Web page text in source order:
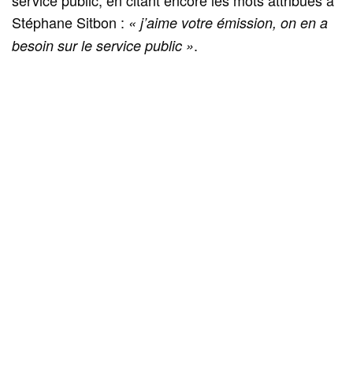
Stéphane Sitbon : « j’aime votre émission, on en a
besoin sur le service public ».